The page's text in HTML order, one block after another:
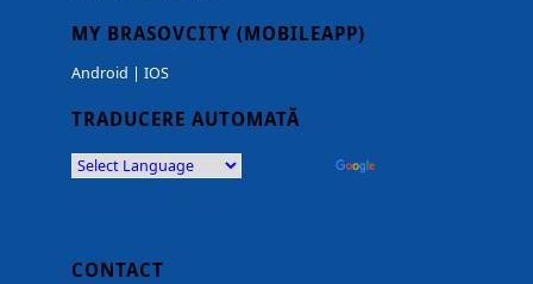
MY BRASOVCITY (MOBILEAPP)
Android | IOS
TRADUCERE AUTOMATĂ
CONTACT